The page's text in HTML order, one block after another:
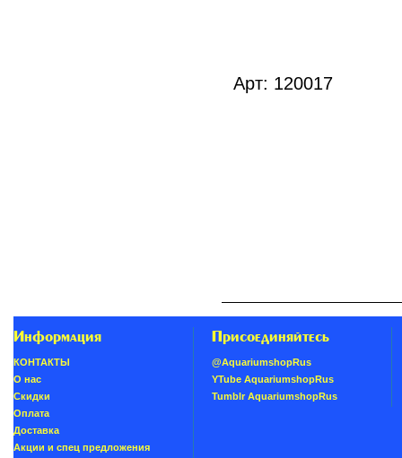
Арт: 120017
Информация
КОНТАКТЫ
О нас
Скидки
Oплатa
Доставка
Акции и спец предложения
Присоединяйтесь
@AquariumshopRus
YTube AquariumshopRus
Tumblr AquariumshopRus